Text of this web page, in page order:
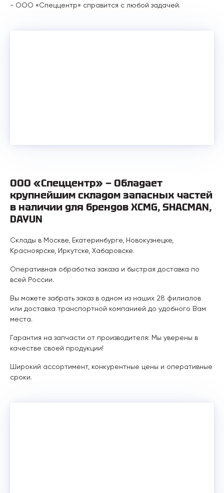
- ООО «Спеццентр» справится с любой задачей.
ООО «Спеццентр» — Обладает
крупнейшим складом запасных частей
в наличии для брендов XCMG, SHACMAN,
DAYUN
Склады в Москве, Екатеринбурге, Новокузнецке,
Красноярске, Иркутске, Хабаровске.
Оперативная обработка заказа и быстрая доставка по
всей России.
Вы можете забрать заказ в одном из наших 28 филиалов
или доставка транспортной компанией до удобного Вам
места.
Гарантия на запчасти от производителя: Мы уверены в
качестве своей продукции!
Широкий ассортимент, конкурентные цены и оперативные
сроки.